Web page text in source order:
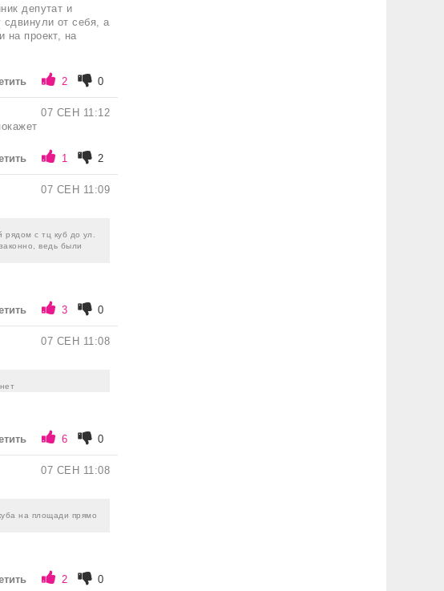
депутат и
сдвинули от себя, а
на проект, на
2 0
07 СЕН 11:12
1 2
07 СЕН 11:09
с тц куб до ул.
ведь были
3 0
07 СЕН 11:08
6 0
07 СЕН 11:08
на площади прямо
2 0